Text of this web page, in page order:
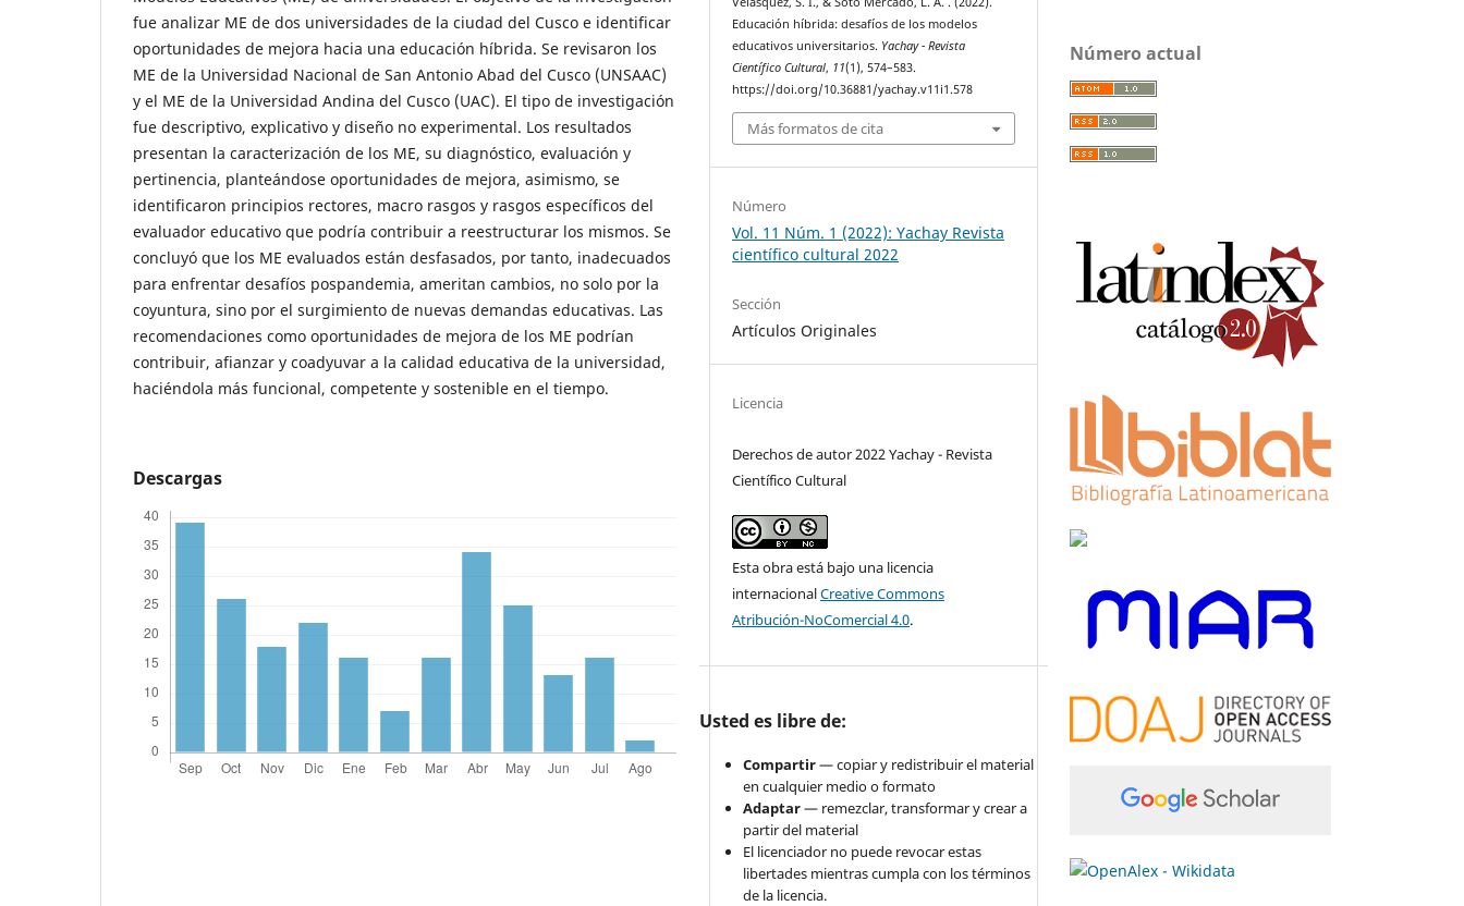
fue analizar ME de dos universidades de la ciudad del Cusco e identificar
oportunidades de mejora hacia una educación híbrida. Se revisaron los
ME de la Universidad Nacional de San Antonio Abad del Cusco (UNSAAC)
y el ME de la Universidad Andina del Cusco (UAC). El tipo de investigación
fue descriptivo, explicativo y diseño no experimental. Los resultados
presentan la caracterización de los ME, su diagnóstico, evaluación y
pertinencia, planteándose oportunidades de mejora, asimismo, se
identificaron principios rectores, macro rasgos y rasgos específicos del
evaluador educativo que podría contribuir a reestructurar los mismos. Se
concluyó que los ME evaluados están desfasados, por tanto, inadecuados
para enfrentar desafíos pospandemia, ameritan cambios, no solo por la
coyuntura, sino por el surgimiento de nuevas demandas educativas. Las
recomendaciones como oportunidades de mejora de los ME podrían
contribuir, afianzar y coadyuvar a la calidad educativa de la universidad,
haciéndola más funcional, competente y sostenible en el tiempo.
Descargas
Educación híbrida: desafíos de los modelos
educativos universitarios. Yachay - Revista
Científico Cultural, 11(1), 574–583.
https://doi.org/10.36881/yachay.v11i1.578
Más formatos de cita
Número
Vol. 11 Núm. 1 (2022): Yachay Revista
científico cultural 2022
Sección
Artículos Originales
Licencia
Derechos de autor 2022 Yachay - Revista
Científico Cultural
Esta obra está bajo una licencia
internacionalCreative Commons
Atribución-NoComercial 4.0.
Usted es libre de:
Compartir— copiar y redistribuir el material
en cualquier medio o formato
Adaptar— remezclar, transformar y crear a
partir del material
El licenciador no puede revocar estas
libertades mientras cumpla con los términos
de la licencia.
Número actual